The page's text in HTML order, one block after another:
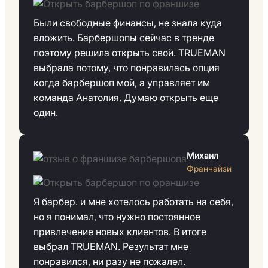
Были свободные финансы, не знала куда
вложить. Барбершопы сейчас в тренде
поэтому решила открыть свой. TRUEMAN
выбрала потому, что понравилась опция
когда барбершоп мой, а управляет им
команда Анатолия. Думаю открыть еще
один.
Михаил
Франчайзи
Я барбер. и мне хотелось работать на себя,
но я понимал, что нужно постоянное
привлечение новых клиентов. В итоге
выбрал TRUEMAN. Результат мне
понравился, ни разу не пожалел.